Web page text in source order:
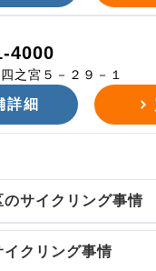
4000
之宮５－２９－１
詳細
のサイクリング事情
イクリング事情